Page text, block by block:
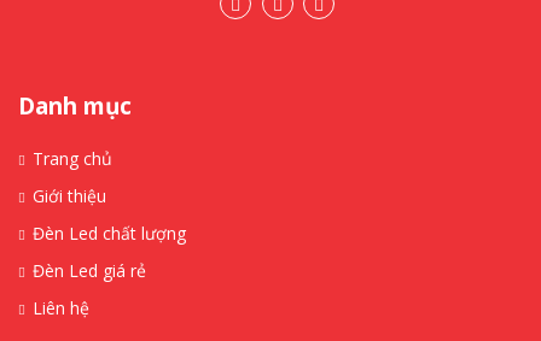
Danh mục
Trang chủ
Giới thiệu
Đèn Led chất lượng
Đèn Led giá rẻ
Liên hệ